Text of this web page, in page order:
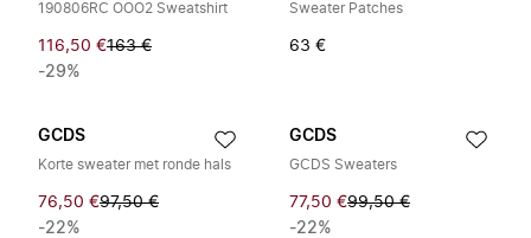
190806RC OOO2 Sweatshirt
116,50 €163 €
-29%
Sweater Patches
63 €
GCDS
Korte sweater met ronde hals
76,50 €97,50 €
-22%
GCDS
GCDS Sweaters
77,50 €99,50 €
-22%